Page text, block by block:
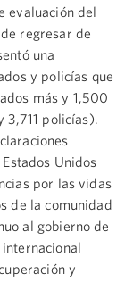
evaluación del
regresar de
una
y policías que
más y 1,500
policías).
Unidos
por las vidas
de la comunidad
al gobierno de
y